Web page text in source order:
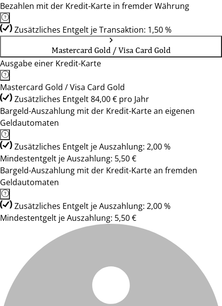
Bezahlen mit der Kredit-Karte in fremder Währung
Zusätzliches Entgelt je Transaktion: 1,50 %
Mastercard Gold / Visa Card Gold
Ausgabe einer Kredit-Karte
Mastercard Gold / Visa Card Gold
Zusätzliches Entgelt 84,00 € pro Jahr
Bargeld-Auszahlung mit der Kredit-Karte an eigenen
Geldautomaten
Zusätzliches Entgelt je Auszahlung: 2,00 %
Mindestentgelt je Auszahlung: 5,50 €
Bargeld-Auszahlung mit der Kredit-Karte an fremden
Geldautomaten
Zusätzliches Entgelt je Auszahlung: 2,00 %
Mindestentgelt je Auszahlung: 5,50 €